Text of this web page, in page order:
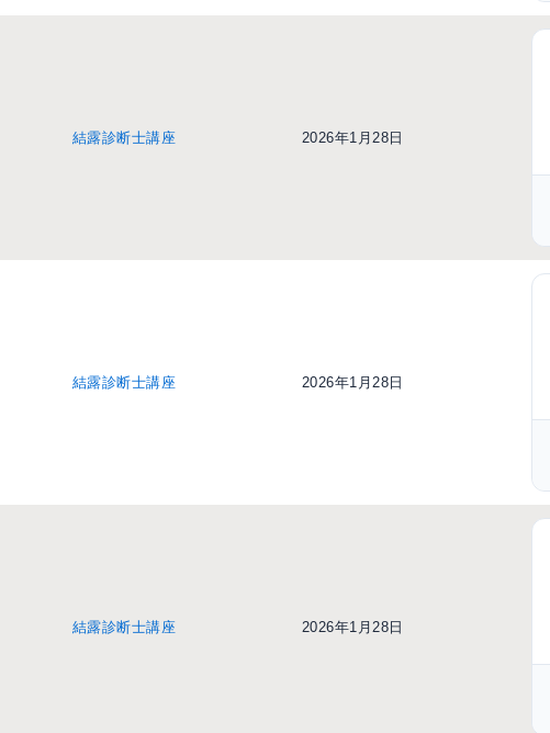
結露診断士講座 2026年1月28日
結露診断士講座 2026年1月28日
結露診断士講座 2026年1月28日